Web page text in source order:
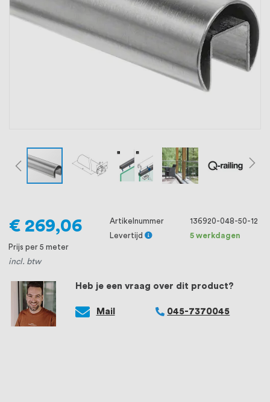
ons voorop, want we geloven dat een
goede relatie met onze klanten het
Heb je een vraag over dit product?
Mail 045-7370045
€ 269,06
Prijs per 5 meter
incl. btw
Artikelnummer
136920-048-50-12
Levertijd
5 werkdagen